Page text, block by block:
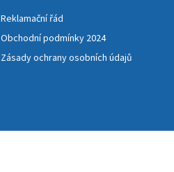
Reklamační řád
Obchodní podmínky 2024
Zásady ochrany osobních údajů